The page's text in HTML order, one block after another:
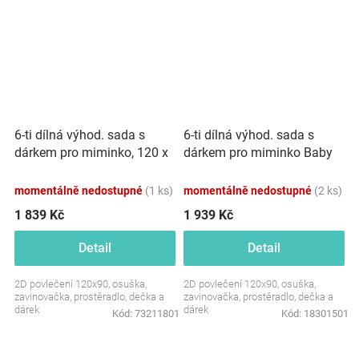
6-ti dílná výhod. sada s
dárkem pro miminko, 120 x
mátová/cappucci
momentálně nedostupné (1 ks)
1 839 Kč
Detail
2D povlečení 120x90, osuška,
zavinovačka, prostěradlo, dečka a
dárek
Kód: 73211801
6-ti dílná výhod. sada s
dárkem pro miminko Baby
bílá/olivová
momentálně nedostupné (2 ks)
1 939 Kč
Detail
2D povlečení 120x90, osuška,
zavinovačka, prostěradlo, dečka a
dárek
Kód: 18301501